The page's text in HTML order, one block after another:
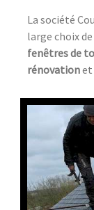
La société
large choix
fenêtres de
rénovationet